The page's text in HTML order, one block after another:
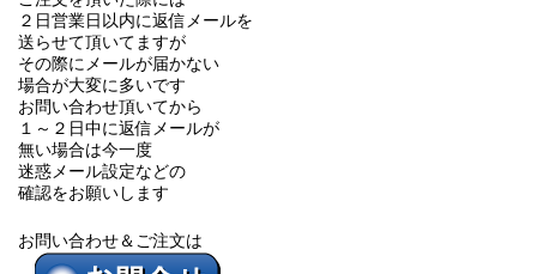
２日営業日以内に返信メールを
送らせて頂いてますが
その際にメールが届かない
場合が大変に多いです
お問い合わせ頂いてから
１～２日中に返信メールが
無い場合は今一度
迷惑メール設定などの
確認をお願いします
お問い合わせ＆ご注文は